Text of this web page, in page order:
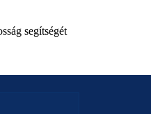
segítségét